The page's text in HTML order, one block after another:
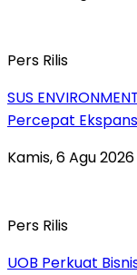
Pers Rilis
SUS
Percepat
Kamis, 6 Agu
Pers Rilis
UOB Perkuat